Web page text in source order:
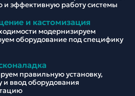
и эффективную работу системы
и кастомизация
модернизируем
оборудование под специфику
правильную установку,
и ввод оборудования